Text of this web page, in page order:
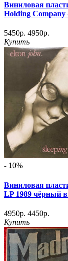
Виниловая
Holding
5450р. 4950р.
Купить
- 10%
Виниловая
LP 1989 чёрный
4950р. 4450р.
Купить